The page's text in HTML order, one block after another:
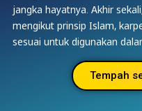
jangka hayatnya. Akhir
mengikut prinsip Islam,
sesuai untuk digunakan
Tempah